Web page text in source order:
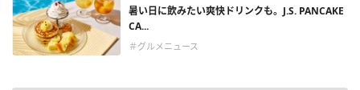
暑い日に飲みたい爽快ドリンクも。J.S. PANCAKE
CA...
＃グルメニュース